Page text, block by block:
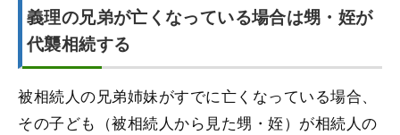
義理の兄弟が亡くなっている場合は甥・姪が
代襲相続する
被相続人の兄弟姉妹がすでに亡くなっている場合、
その子ども（被相続人から見た甥・姪）が相続人の